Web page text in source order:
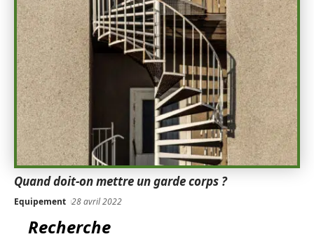
Quand doit-on mettre un garde corps ?
Equipement 28 avril 2022
Recherche